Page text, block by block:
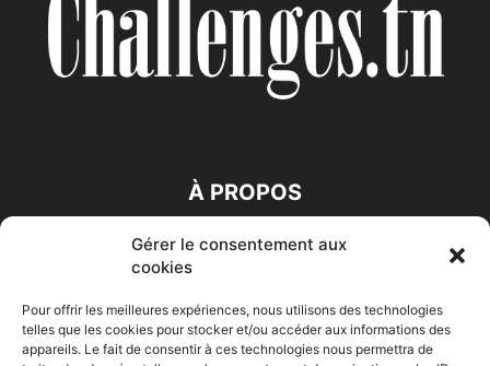
Gérer le consentement aux
cookies
Pour offrir les meilleures expériences, nous utilisons des technologies
telles que les cookies pour stocker et/ou accéder aux informations des
appareils. Le fait de consentir à ces technologies nous permettra de
À PROPOS
SUIVEZ NOUS